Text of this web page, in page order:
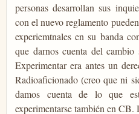
personas desarrollan sus
con el nuevo reglamento
experiemtnales en su banda
que darnos cuenta del
Experimentar era antes un
Radioaficionado (creo que ni
damos cuenta de lo que
experimentarse también en